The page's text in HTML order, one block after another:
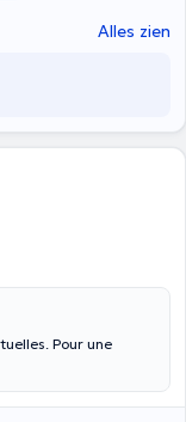
Alles zien
Pour une